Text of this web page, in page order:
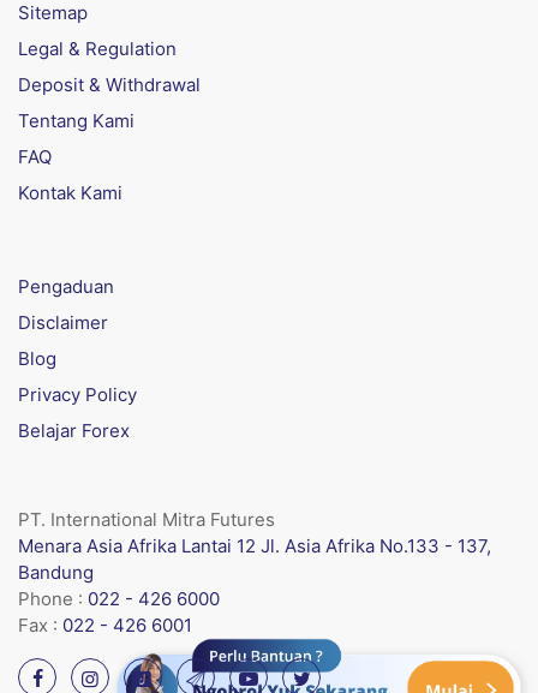
Sitemap
Legal & Regulation
Deposit & Withdrawal
Tentang Kami
FAQ
Kontak Kami
Pengaduan
Disclaimer
Blog
Privacy Policy
Belajar Forex
PT. International Mitra Futures
Menara Asia Afrika Lantai 12 Jl. Asia Afrika No.133 - 137,
Bandung
Phone : 022 - 426 6000
Fax : 022 - 426 6001